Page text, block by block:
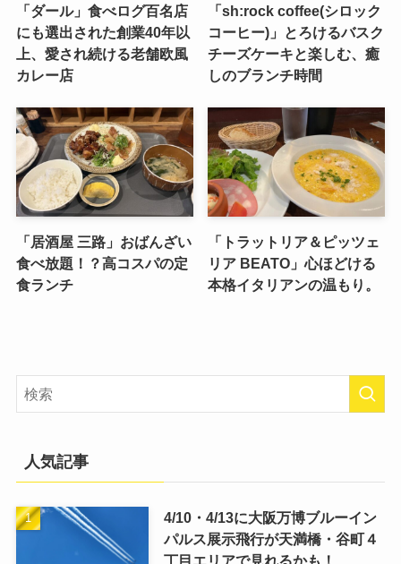
「ダール」食べログ百名店
にも選出された創業40年以
上、愛され続ける老舗欧風
カレー店
「sh:rock coffee(シロック
コーヒー)」とろけるバスク
チーズケーキと楽しむ、癒
しのブランチ時間
「居酒屋 三路」おばんざい
食べ放題！？高コスパの定
食ランチ
「トラットリア＆ピッツェ
リア BEATO」心ほどける
本格イタリアンの温もり。
人気記事
4/10・4/13に大阪万博ブルーイン
パルス展示飛行が天満橋・谷町４
丁目エリアで見れるかも！